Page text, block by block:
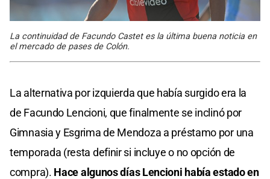
La continuidad de Facundo Castet es la última buena noticia en
el mercado de pases de Colón.
La alternativa por izquierda que había surgido era la
de Facundo Lencioni, que finalmente se inclinó por
Gimnasia y Esgrima de Mendoza a préstamo por una
temporada (resta definir si incluye o no opción de
compra). Hace algunos días Lencioni había estado en